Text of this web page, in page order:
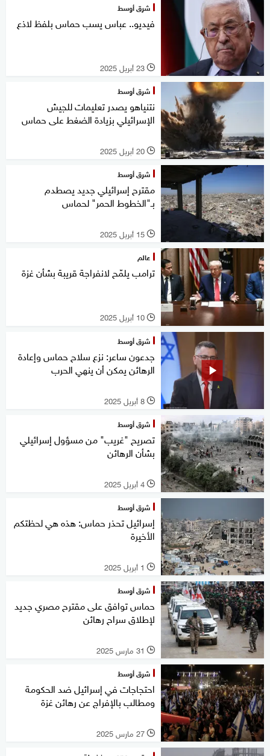
شرق أوسط
فيديو.. عباس يسب حماس بلفظ لاذع
l 23 أبريل 2025
شرق أوسط
نتنياهو يصدر تعليمات للجيش
الإسرائيلي بزيادة الضغط على حماس
l 20 أبريل 2025
شرق أوسط
مقترح إسرائيلي جديد يصطدم
بـ"الخطوط الحمر" لحماس
l 15 أبريل 2025
عالم
ترامب يلمّح لانفراجة قريبة بشأن غزة
l 10 أبريل 2025
شرق أوسط
جدعون ساعر: نزع سلاح حماس وإعادة
الرهائن يمكن أن ينهي الحرب
l 8 أبريل 2025
شرق أوسط
تصريح "غريب" من مسؤول إسرائيلي
بشأن الرهائن
l 4 أبريل 2025
شرق أوسط
إسرائيل تحذر حماس: هذه هي لحظتكم
الأخيرة
l 1 أبريل 2025
شرق أوسط
حماس توافق على مقترح مصري جديد
لإطلاق سراح رهائن
l 31 مارس 2025
شرق أوسط
احتجاجات في إسرائيل ضد الحكومة
ومطالب بالإفراج عن رهائن غزة
l 27 مارس 2025